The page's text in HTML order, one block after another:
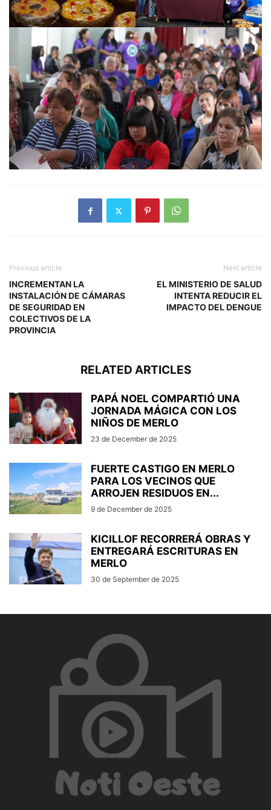
Previous article
INCREMENTAN LA
INSTALACIÓN DE CÁMARAS
DE SEGURIDAD EN
COLECTIVOS DE LA
PROVINCIA
Next article
EL MINISTERIO DE SALUD
INTENTA REDUCIR EL
IMPACTO DEL DENGUE
RELATED ARTICLES
PAPÁ NOEL COMPARTIÓ UNA
JORNADA MÁGICA CON LOS
NIÑOS DE MERLO
23 de December de 2025
FUERTE CASTIGO EN MERLO
PARA LOS VECINOS QUE
ARROJEN RESIDUOS EN...
9 de December de 2025
KICILLOF RECORRERÁ OBRAS Y
ENTREGARÁ ESCRITURAS EN
MERLO
30 de September de 2025